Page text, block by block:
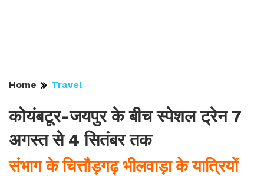
Home Travel
कोयंबटूर-जयपुर के बीच स्पेशल ट्रेन 7
अगस्त से 4 सितंबर तक
संभाग के चित्तौड़गढ़ भीलवाड़ा के यात्रियों